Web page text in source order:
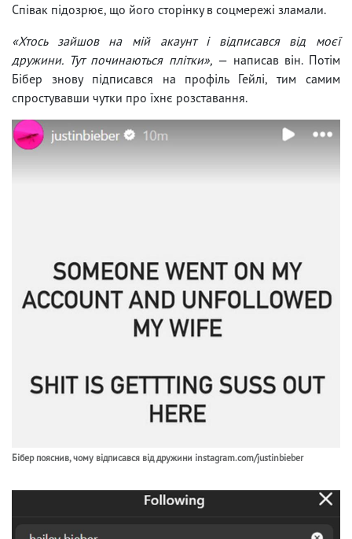
Співак підозрює, що його сторінку в соцмережі зламали.
«Хтось зайшов на мій акаунт і відписався від моєї
дружини. Тут починаються плітки», — написав він. Потім
Бібер знову підписався на профіль Гейлі, тим самим
спростувавши чутки про їхнє розставання.
Бібер пояснив, чому відписався від дружини instagram.com/justinbieber